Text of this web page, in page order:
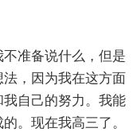
准备说什么，但是
，因为我在这方面
自己的努力。我能
。现在我高三了。